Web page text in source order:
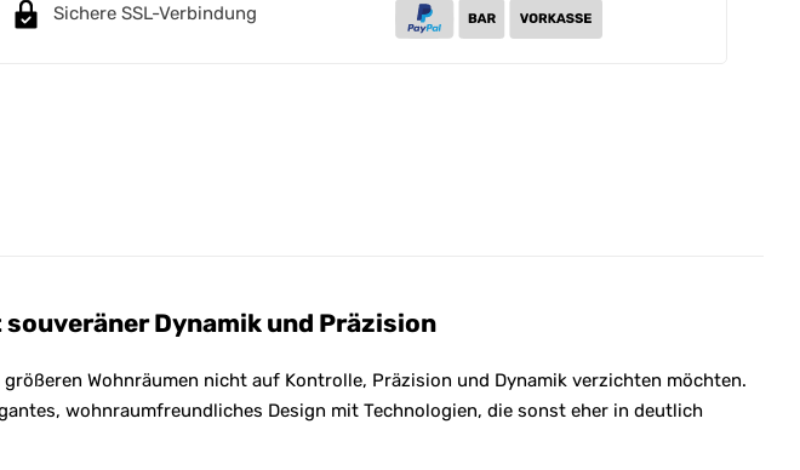
Sichere SSL-Verbindung
Dynamik und Präzision
Wohnräumen nicht auf Kontrolle, Präzision und Dynamik verzichten möchten.
wohnraumfreundliches Design mit Technologien, die sonst eher in deutlich